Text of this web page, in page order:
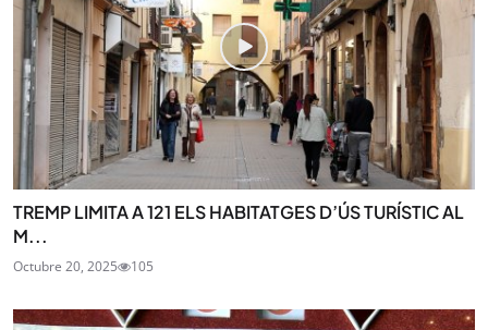
TREMP LIMITA A 121 ELS HABITATGES D’ÚS TURÍSTIC AL
M...
Octubre 20, 2025 105